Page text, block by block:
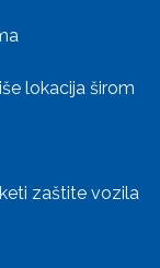
lokacija širom
zaštite vozila